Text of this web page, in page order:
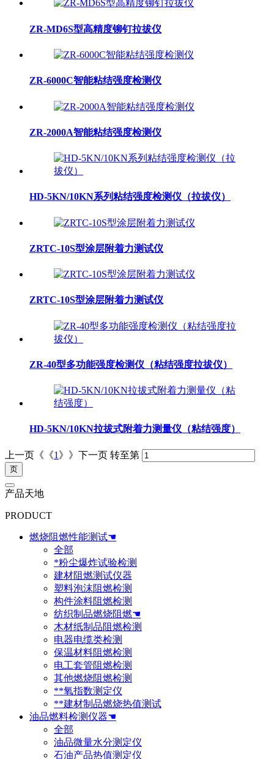
ZR-MD6S型高精度铆钉拉拔仪
ZR-6000C智能粘结强度检测仪
ZR-2000A智能粘结强度检测仪
HD-5KN/10KN系列粘结强度检测仪（拉拔仪）
ZRTC-10S型涂层附着力测试仪
ZRTC-10S型涂层附着力测试仪
ZR-40型多功能强度检测仪（粘结强度拉拔仪）
HD-5KN/10KN拉拔式附着力测量仪（粘结强度）
上一页《《1 》》下一页 转至第
产品天地
PRODUCT
燃烧阻燃性能测试☚
全部
*粉尘爆炸试验检测
建材阻燃测试仪器
塑料泡沫阻燃检测
构件涂料阻燃检测
纺织制品燃烧阻燃☚
木材纸制品阻燃检测
电器电缆类检测
保温材料阻燃检测
电工套管阻燃检测
其他燃烧阻燃检测
**氧指数测定仪
**建材制品燃烧热值测试
油品燃料检测仪器☚
全部
油品微量水分测定仪
石油产品热值测定仪